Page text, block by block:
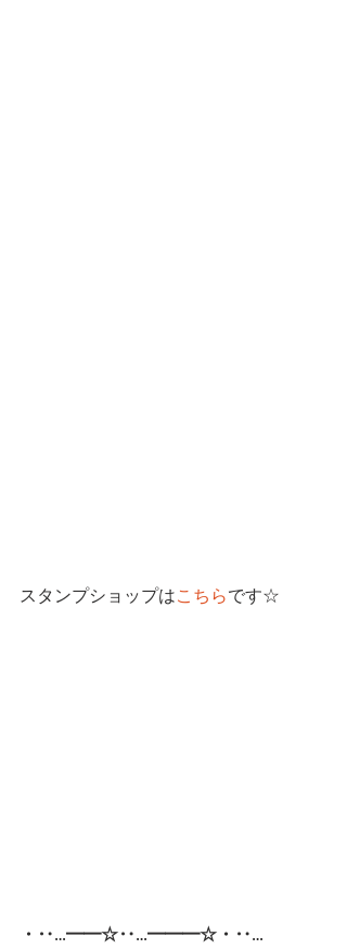
スタンプショップはこちらです☆
・‥…━━☆‥…━━━☆・‥…